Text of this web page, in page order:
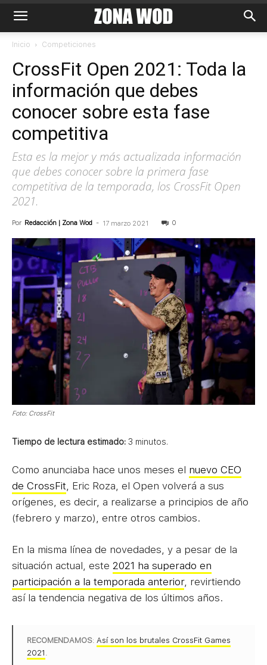
Inicio Competiciones
CrossFit Open 2021: Toda la
información que debes
conocer sobre esta fase
competitiva
Esta es la mejor y más actualizada información
que debes conocer sobre la primera fase
competitiva de la temporada, los CrossFit Open
2021.
Por Redacción | Zona Wod - 17 marzo 2021 0
Foto: CrossFit
Tiempo de lectura estimado: 3 minutos.
Como anunciaba hace unos meses el nuevo CEO
de CrossFit, Eric Roza, el Open volverá a sus
orígenes, es decir, a realizarse a principios de año
(febrero y marzo), entre otros cambios.
En la misma línea de novedades, y a pesar de la
situación actual, este 2021 ha superado en
participación a la temporada anterior, revirtiendo
así la tendencia negativa de los últimos años.
RECOMENDAMOS: Así son los brutales CrossFit Games
2021 .